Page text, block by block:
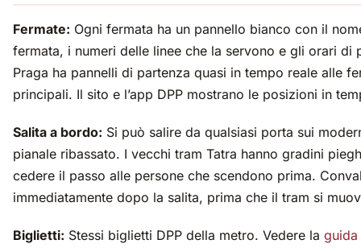
Fermate: Ogni fermata ha un pannello bianco con il
fermata, i numeri delle linee che la servono e gli orari di
Praga ha pannelli di partenza quasi in tempo reale alle
principali. Il sito e l’app DPP mostrano le posizioni in
Salita a bordo: Si può salire da qualsiasi porta sui
pianale ribassato. I vecchi tram Tatra hanno gradini
cedere il passo alle persone che scendono prima.
immediatamente dopo la salita, prima che il tram si
Biglietti: Stessi biglietti DPP della metro. Vedere la guida